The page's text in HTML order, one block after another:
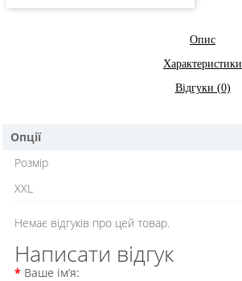
Опис
Характеристики
Відгуки (0)
Опції
Розмір
XXL
Немає відгуків про цей товар.
Написати відгук
Ваше ім’я: